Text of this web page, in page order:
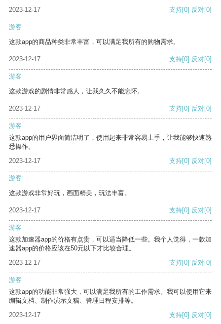
2023-12-17
支持[0] 反对[0]
游客
这款app的商品种类非常丰富，可以满足我所有的购物需求。
2023-12-17 支持[0] 反对[0]
游客
这款游戏的剧情非常感人，让我久久不能忘怀。
2023-12-17 支持[0] 反对[0]
游客
这款app的用户界面简洁明了，使用起来非常容易上手，让我能够快速熟
悉操作。
2023-12-17
支持[0] 反对[0]
游客
这款游戏非常好玩，画面精美，玩法丰富。
2023-12-17 支持[0] 反对[0]
游客
这款加速器app的价格有点贵，可以适当降低一些。我个人觉得，一款加
速器app的价格应该在50元以下才比较合理。
2023-12-17
支持[0] 反对[0]
游客
这款app的功能非常强大，可以满足我所有的工作需求。我可以使用它来
编辑文档、制作演示文稿、管理日程安排等。
2023-12-17
支持[0] 反对[0]